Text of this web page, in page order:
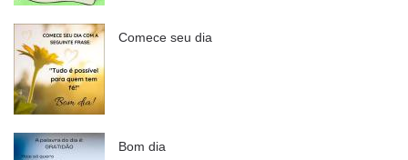
Comece seu dia
Bom dia